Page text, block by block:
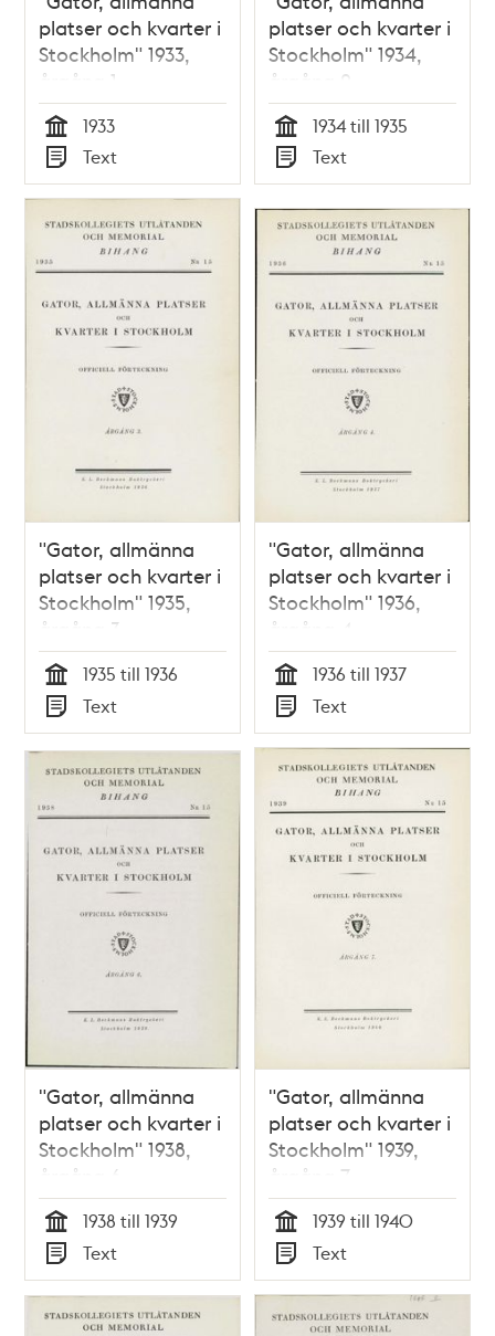
platser och kvarter i
Stockholm" 1933,
årgång 1
Tid
1933
Typ
Text
platser och kvarter i
Stockholm" 1934,
årgång 2
Tid
1934 till 1935
Typ
Text
"Gator, allmänna
platser och kvarter i
Stockholm" 1935,
årgång 3
Tid
1935 till 1936
Typ
Text
"Gator, allmänna
platser och kvarter i
Stockholm" 1936,
årgång 4
Tid
1936 till 1937
Typ
Text
"Gator, allmänna
platser och kvarter i
Stockholm" 1938,
årgång 6
Tid
1938 till 1939
Typ
Text
"Gator, allmänna
platser och kvarter i
Stockholm" 1939,
årgång 7
Tid
1939 till 1940
Typ
Text